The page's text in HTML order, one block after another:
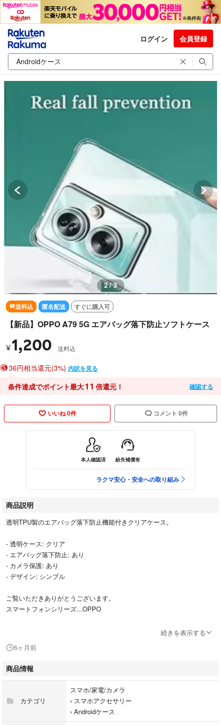
ログイン 会員登録
2 / 3
送料込 匿名配送 すぐに購入可
【新品】OPPO A79 5G エアバッグ落下防止ソフトケース
¥1,200 送料込
36円相当還元(3%) 内訳を見る
条件達成でポイント最大11 倍還元！ 確認する
いいね 0件 コメント 0件
本人確認済 紛失補償有
ラクマ安心・安全への取り組み
商品説明
透明TPU製のエアバッグ落下防止機能付きクリアケース。
- 透明ケース: クリア
- エアバッグ落下防止: あり
- カメラ保護: あり
- デザイン: シンプル
ご覧いただきありがとうございます。
スマートフォンシリーズ...OPPO
#Androidケース
#ソフトケース
#スマホケース
続きを表示する
6ヶ月前
商品情報
カテゴリ
スマホ/家電/カメラ
› スマホアクセサリー
› Androidケース